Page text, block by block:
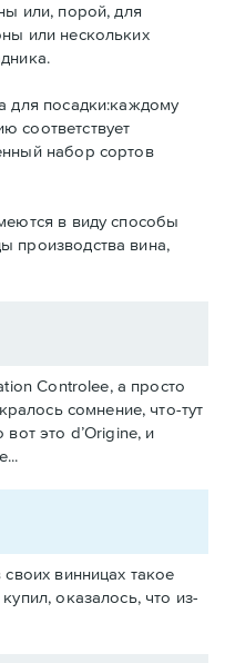
или, порой, для
или нескольких
для посадки:каждому
соответствует
набор сортов
в виду способы
производства вина,
Controlee, а просто
сомнение, что-тут
это d’Origine, и
винницах такое
оказалось, что из-